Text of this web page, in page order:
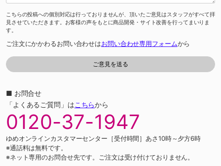
こちらの投稿への個別対応は行っておりませんが、頂いたご意見はスタッフがすべて拝
見させていただきます。お客様の声をもとに商品開発・サイト改善を行ってまいりま
す。
ご注文にかかわるお問い合わせはお問い合わせ専用フォームから
■ お問合せ
「よくあるご質問」はこちらから
0120-37-1947
ゆめオンラインカスタマーセンター［受付時間］あさ10時～夕方6時
※通話料は無料です。
※ネット専用のお問合せ先です。ご注文は受け付けておりません。